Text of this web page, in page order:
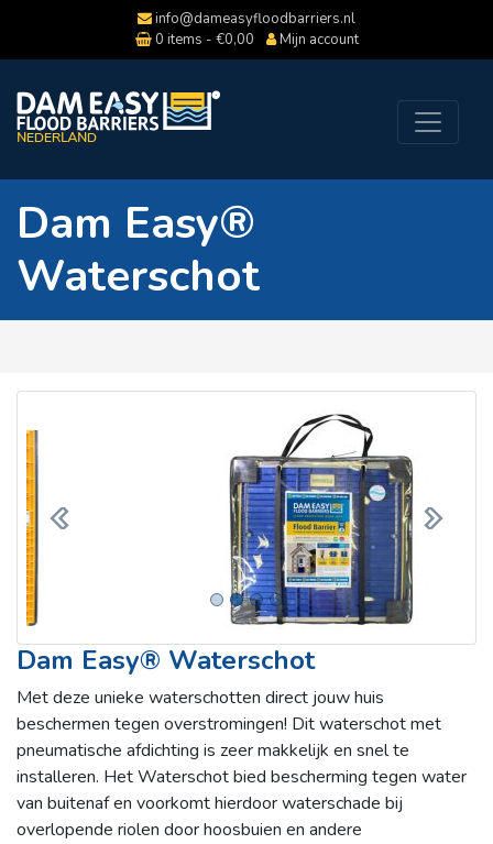
info@dameasyfloodbarriers.nl
0 items - €0,00 Mijn account
Dam Easy®
Waterschot
Vorige
Dam Easy® Waterschot
Met deze unieke waterschotten direct jouw huis
beschermen tegen overstromingen! Dit waterschot met
pneumatische afdichting is zeer makkelijk en snel te
installeren. Het Waterschot bied bescherming tegen water
van buitenaf en voorkomt hierdoor waterschade bij
overlopende riolen door hoosbuien en andere